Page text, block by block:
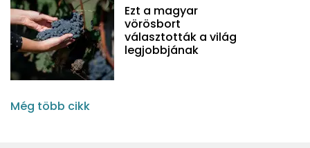
Ezt a magyar
vörösbort
választották a világ
legjobbjának
Még több cikk